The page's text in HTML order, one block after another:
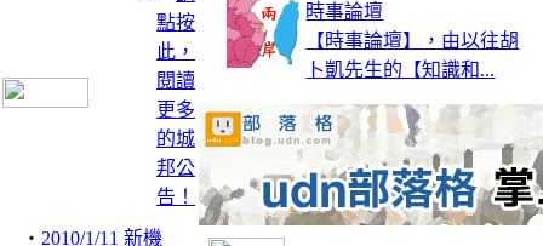
‧ 2010/1/11 新機
時事論壇
【時事論壇】，由以往胡
卜凱先生的【知識和...